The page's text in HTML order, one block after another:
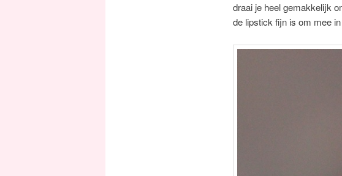
draai je heel gemakkelijk
de lipstick fijn is om mee